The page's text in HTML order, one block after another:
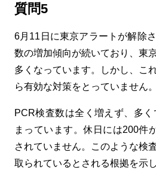
質問5
6月11日に東京アラートが解除
数の増加傾向が続いており、東
多くなっています。しかし、こ
ら有効な対策をとっていません。
PCR検査数は全く増えず、多
まっています。休日には200件
されていません。このような検
取られているとされる根拠を示